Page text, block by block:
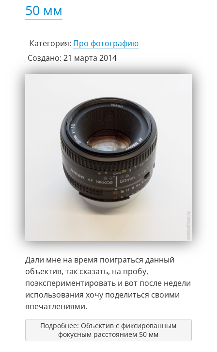
50 мм
Категория: Про фотографию
Создано: 21 марта 2014
Дали мне на время поиграться данный
объектив, так сказать, на пробу,
поэкспериментировать и вот после недели
использования хочу поделиться своими
впечатлениями.
Подробнее: Объектив с фиксированным
фокусным расстоянием 50 мм